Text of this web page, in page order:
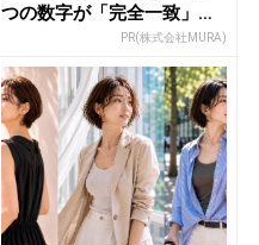
つの数字が「完全一致」す
PR(株式会社MURA)